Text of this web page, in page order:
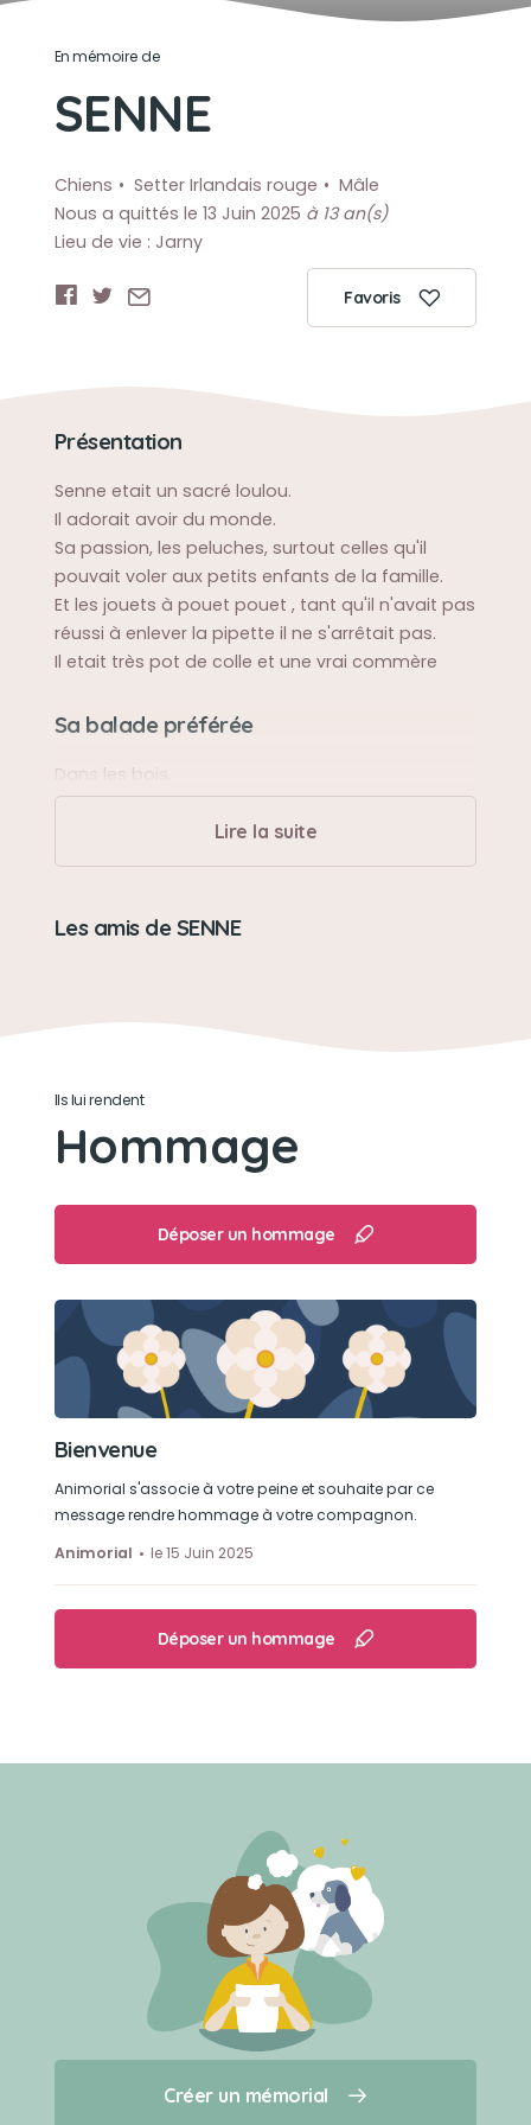
Créer un mémorial
Qui sommes-nous ?
En mémoire de
SENNE
Chiens Setter Irlandais rouge
Mâle
Nous a quittés le 13 Juin 2025 à 13 an(s)
Lieu de vie : Jarny
Favoris
Présentation
Senne etait un sacré loulou.
Il adorait avoir du monde.
Sa passion, les peluches, surtout celles qu'il
pouvait voler aux petits enfants de la famille.
Et les jouets à pouet pouet , tant qu'il n'avait pas
réussi à enlever la pipette il ne s'arrêtait pas.
Il etait très pot de colle et une vrai commère
Sa balade préférée
Dans les bois.
Sa bêtise préférée
quelque chose.
Très sociable , très têtu mais dominant avec
certains de ses congénères mâles.
Ses peluches
Son loisir préféré
Les baignades
Et les siestes avec maman
Lire la suite
Les amis de SENNE
Ils lui rendent
Hommage
Déposer un hommage
Bienvenue
Animorial s'associe à votre peine et souhaite par ce
message rendre hommage à votre compagnon.
Animorial
le 15 Juin 2025
Déposer un hommage
Créer un mémorial